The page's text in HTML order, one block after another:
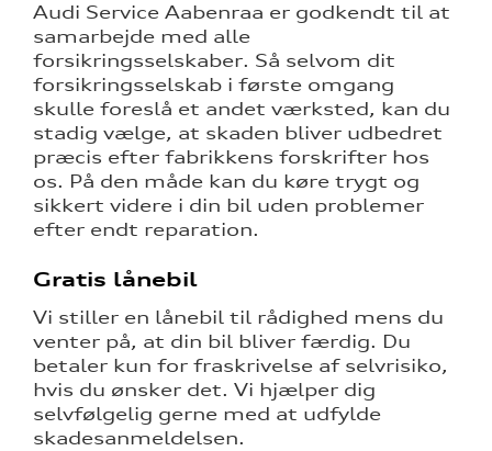
Audi Service Aabenraa er godkendt til at
samarbejde med alle
forsikringsselskaber. Så selvom dit
forsikringsselskab i første omgang
skulle foreslå et andet værksted, kan du
stadig vælge, at skaden bliver udbedret
præcis efter fabrikkens forskrifter hos
os. På den måde kan du køre trygt og
sikkert videre i din bil uden problemer
efter endt reparation.
Gratis lånebil
Vi stiller en lånebil til rådighed mens du
venter på, at din bil bliver færdig. Du
betaler kun for fraskrivelse af selvrisiko,
hvis du ønsker det. Vi hjælper dig
selvfølgelig gerne med at udfylde
skadesanmeldelsen.